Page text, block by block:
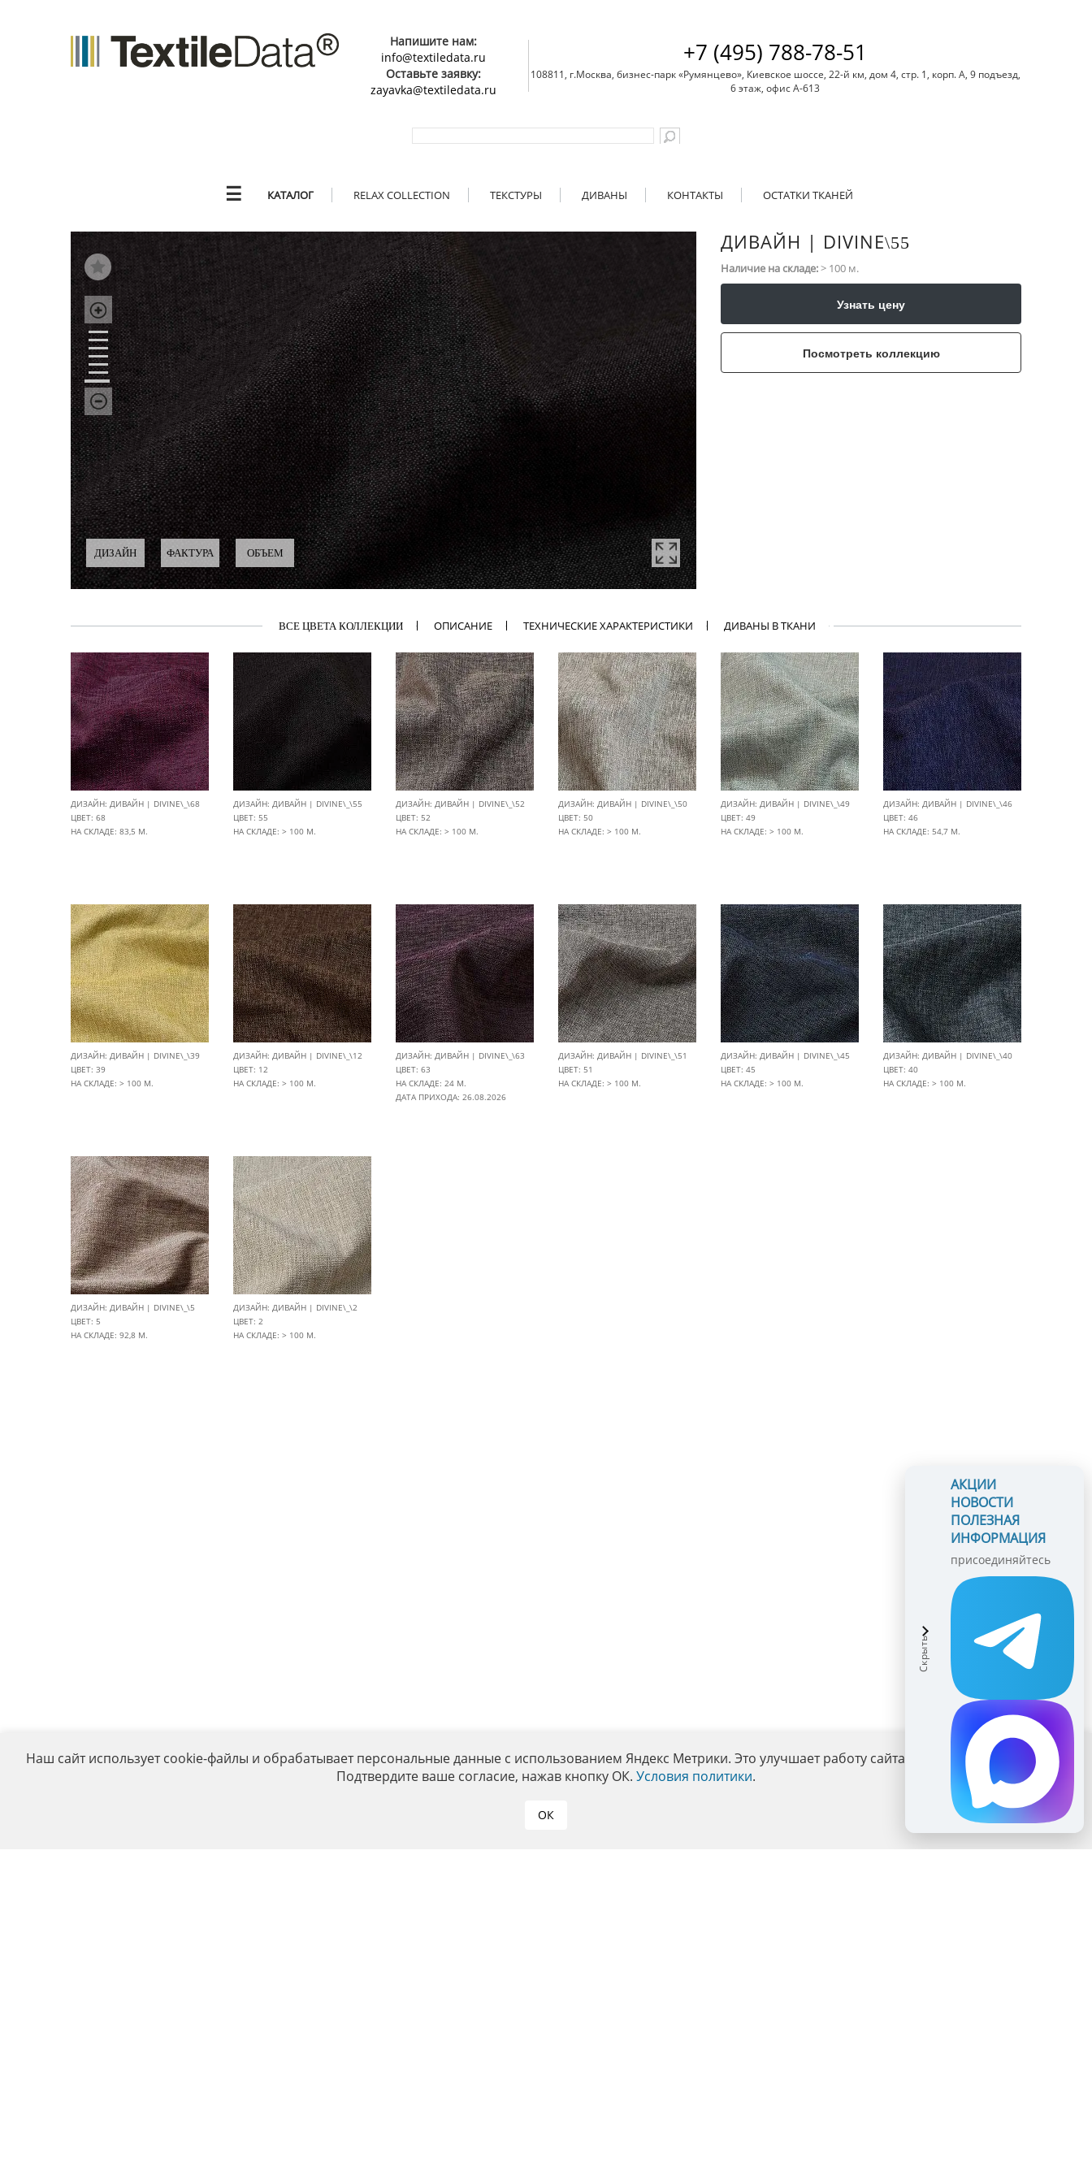
Напишите нам:
info@textiledata.ru
Оставьте заявку:
zayavka@textiledata.ru
+7 (495) 788-78-51
108811, г.Москва, бизнес-парк «Румянцево», Киевское шоссе, 22-й км, дом 4, стр. 1, корп. А, 9 подъезд,
6 этаж, офис А-613
☰ КАТАЛОГ RELAX COLLECTION ТЕКСТУРЫ ДИВАНЫ КОНТАКТЫ ОСТАТКИ ТКАНЕЙ
ДИЗАЙН ФАКТУРА ОБЪЕМ
ДИВАЙН | DIVINE\​55
Наличие на складе:> 100 м.
Узнать цену
Посмотреть коллекцию
ВСЕ ЦВЕТА КОЛЛЕКЦИИ ОПИСАНИЕ ТЕХНИЧЕСКИЕ ХАРАКТЕРИСТИКИ ДИВАНЫ В ТКАНИ
ДИЗАЙН: ДИВАЙН | DIVINE\_\68
ЦВЕТ: 68
НА СКЛАДЕ: 83,5 М.
ДИЗАЙН: ДИВАЙН | DIVINE\_\55
ЦВЕТ: 55
НА СКЛАДЕ: > 100 М.
ДИЗАЙН: ДИВАЙН | DIVINE\_\52
ЦВЕТ: 52
НА СКЛАДЕ: > 100 М.
ДИЗАЙН: ДИВАЙН | DIVINE\_\50
ЦВЕТ: 50
НА СКЛАДЕ: > 100 М.
ДИЗАЙН: ДИВАЙН | DIVINE\_\49
ЦВЕТ: 49
НА СКЛАДЕ: > 100 М.
ДИЗАЙН: ДИВАЙН | DIVINE\_\46
ЦВЕТ: 46
НА СКЛАДЕ: 54,7 М.
ДИЗАЙН: ДИВАЙН | DIVINE\_\39
ЦВЕТ: 39
НА СКЛАДЕ: > 100 М.
ДИЗАЙН: ДИВАЙН | DIVINE\_\12
ЦВЕТ: 12
НА СКЛАДЕ: > 100 М.
ДИЗАЙН: ДИВАЙН | DIVINE\_\63
ЦВЕТ: 63
НА СКЛАДЕ: 24 М.
ДАТА ПРИХОДА: 26.08.2026
ДИЗАЙН: ДИВАЙН | DIVINE\_\51
ЦВЕТ: 51
НА СКЛАДЕ: > 100 М.
ДИЗАЙН: ДИВАЙН | DIVINE\_\45
ЦВЕТ: 45
НА СКЛАДЕ: > 100 М.
ДИЗАЙН: ДИВАЙН | DIVINE\_\40
ЦВЕТ: 40
НА СКЛАДЕ: > 100 М.
ДИЗАЙН: ДИВАЙН | DIVINE\_\5
ЦВЕТ: 5
НА СКЛАДЕ: 92,8 М.
ДИЗАЙН: ДИВАЙН | DIVINE\_\2
ЦВЕТ: 2
НА СКЛАДЕ: > 100 М.
Наш сайт использует cookie-файлы и обрабатывает персональные данные с использованием Яндекс Метрики. Это улучшает работу сайта и взаимодействие с ним.
Подтвердите ваше согласие, нажав кнопку ОК. Условия политики.
ОК
АКЦИИ
НОВОСТИ
ПОЛЕЗНАЯ
ИНФОРМАЦИЯ
присоединяйтесь